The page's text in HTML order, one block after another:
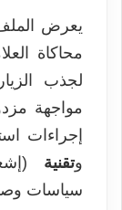
يعرض
محاكاة
لجذب
مواجهة
إجراءات
وتقنية
سياسات